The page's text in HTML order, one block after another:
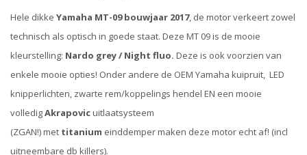
Hele dikke Yamaha MT-09 bouwjaar 2017, de motor verkeert zowel
technisch als optisch in goede staat. Deze MT 09 is de mooie
kleurstelling: Nardo grey / Night fluo. Deze is ook voorzien van
enkele mooie opties! Onder andere de OEM Yamaha kuipruit, LED
knipperlichten, zwarte rem/koppelings hendel EN een mooie
volledigAkrapovicuitlaatsysteem
(ZGAN!) met titanium einddemper maken deze motor echt af! (incl
uitneembare db killers).